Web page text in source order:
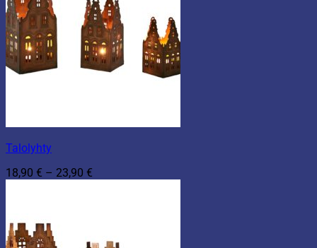
Talolyhty
18,90 € – 23,90 €